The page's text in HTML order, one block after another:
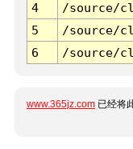
4
/source/
5
/source/
6
/source/
www.365jz.com 已经将